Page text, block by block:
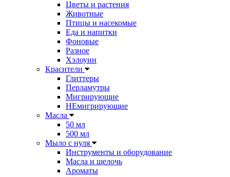
Цветы и растения
Животные
Птицы и насекомые
Еда и напитки
Фоновые
Разное
Хэлоуин
Красители
Глиттеры
Перламутры
Мигрирующие
НЕмигрирующие
Масла
50 мл
500 мл
Мыло с нуля
Инструменты и оборудование
Масла и щелочь
Ароматы